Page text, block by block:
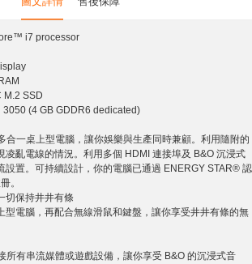
i7 processor
SSD
(4 GB GDDR6 dedicated)
合一桌上型電腦，讓你娛樂與生產同時兼顧。利用隨附的
凌亂電線的情況。利用多個 HDMI 連接埠及 B&O 沉浸式
設置。可持續設計，你的電腦已通過 ENERGY STAR® 認
。
切保持井井有條
型電腦，再配合無線滑鼠和鍵盤，讓你享受井井有條的無
所有串流媒體或遊戲設備，讓你享受 B&O 的沉浸式音